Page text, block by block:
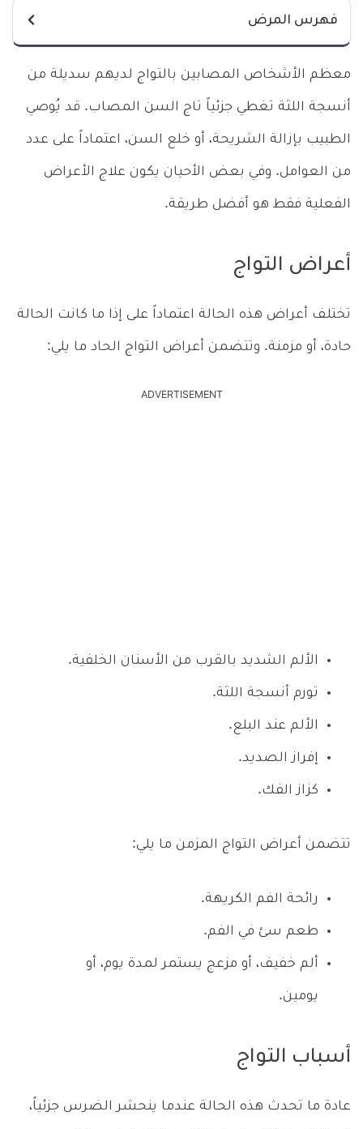
فهرس المرض
معظم الأشخاص المصابين بالتواج لديهم سديلة من
أنسجة اللثة تغطي جزئياً تاج السن المصاب. قد يُوصي
الطبيب بإزالة الشريحة، أو خلع السن، اعتماداً على عدد
من العوامل. وفي بعض الأحيان يكون علاج الأعراض
الفعلية فقط هو أفضل طريقة.
أعراض التواج
تختلف أعراض هذه الحالة اعتماداً على إذا ما كانت الحالة
حادة، أو مزمنة. وتتضمن أعراض التواج الحاد ما يلي:
ADVERTISEMENT
الألم الشديد بالقرب من الأسنان الخلفية.
تورم أنسجة اللثة.
الألم عند البلع.
إفراز الصديد.
كزاز الفك.
تتضمن أعراض التواج المزمن ما يلي:
رائحة الفم الكريهة.
طعم سئ في الفم.
ألم خفيف، أو مزعج يستمر لمدة يوم، أو
يومين.
أسباب التواج
عادة ما تحدث هذه الحالة عندما ينحشر الضرس جزئياً،